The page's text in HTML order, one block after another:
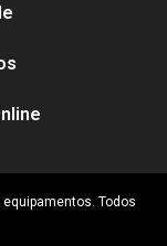
Todos